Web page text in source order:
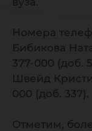
Номера
Бибикова
377-000 (доб.
Швейд
000 (доб. 337).
Отметим,